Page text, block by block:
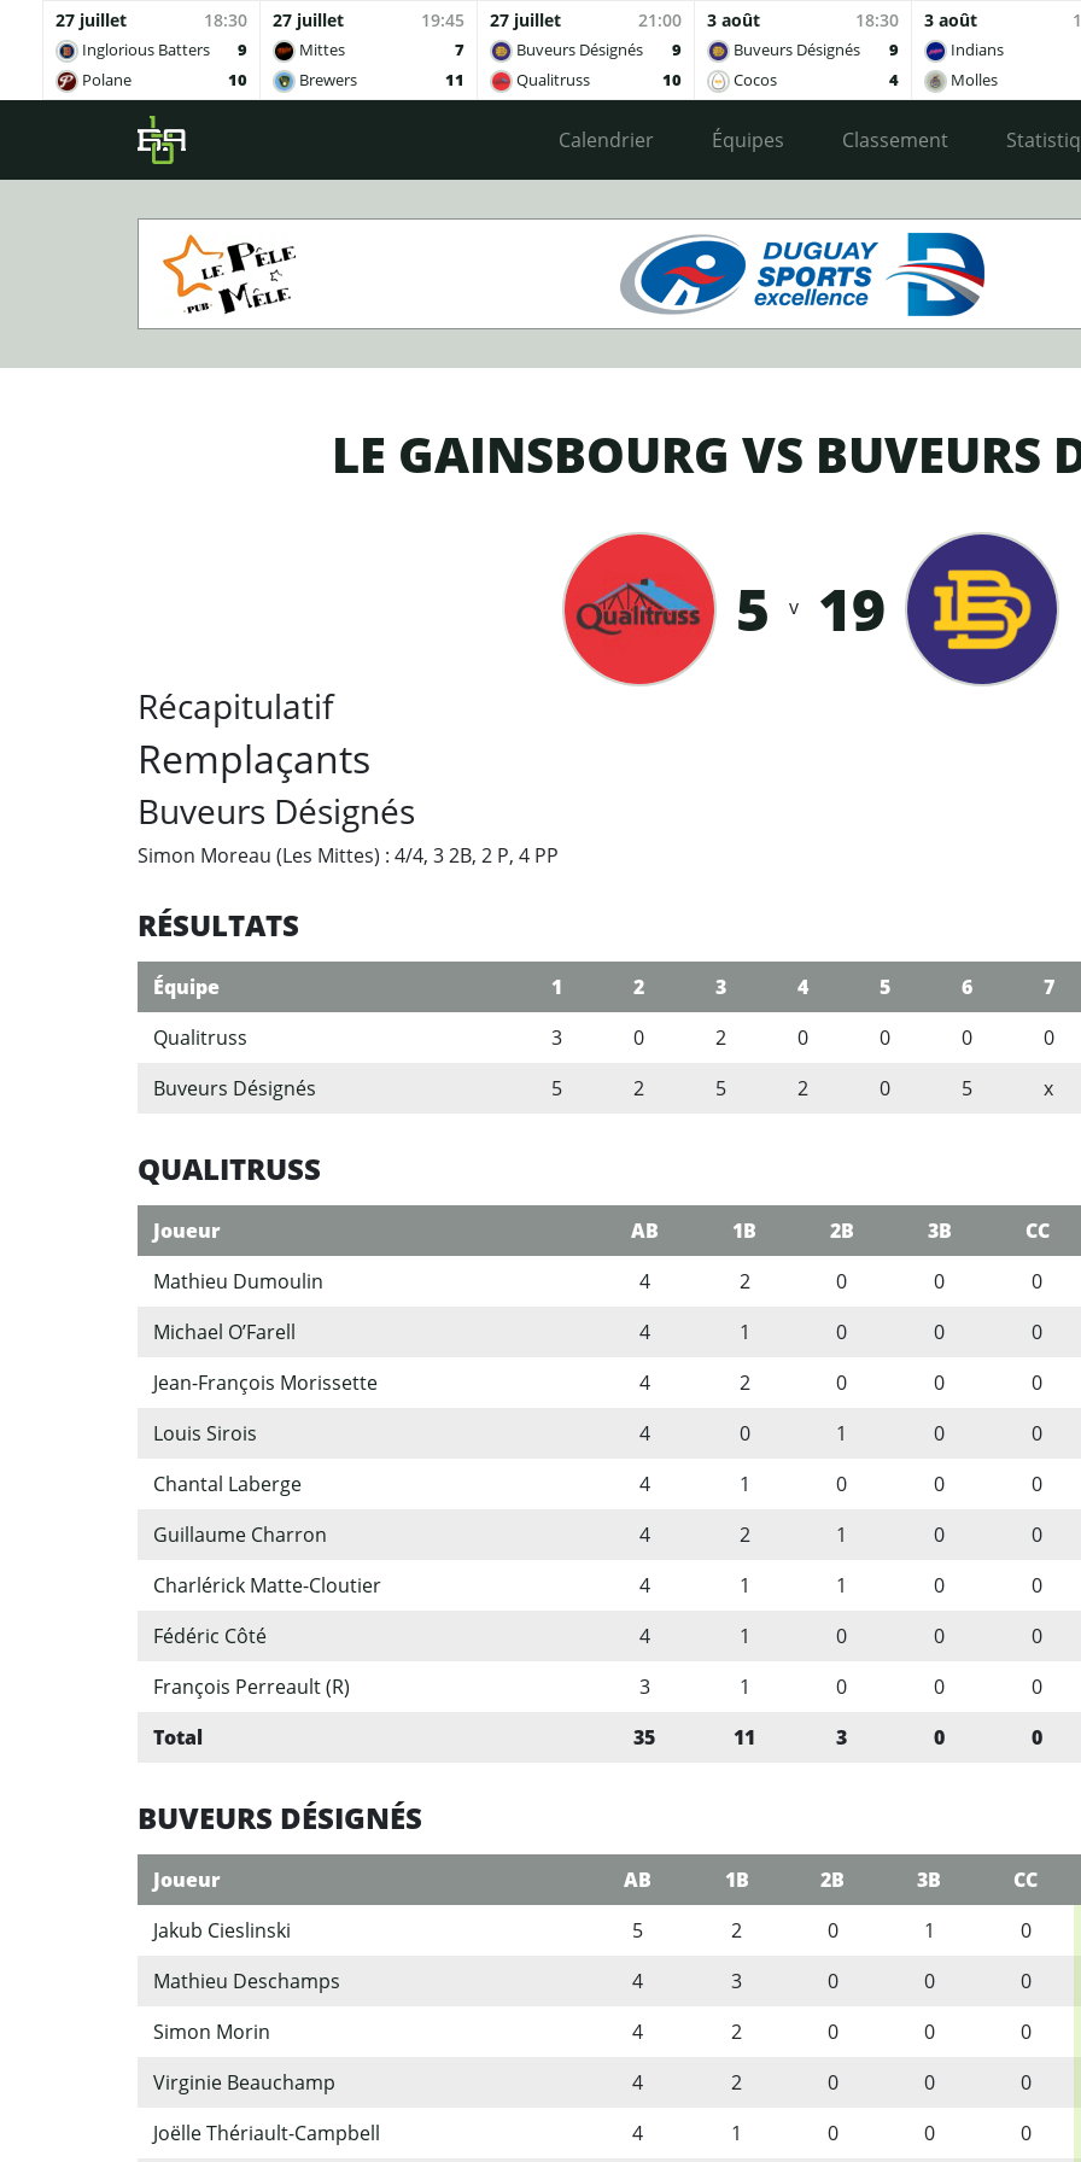
27 juillet 18:30
Inglorious Batters
9
Polane
10
27 juillet 19:45
Mittes
7
Brewers
11
27 juillet 21:00
Buveurs Désignés
9
Qualitruss
10
3 août 18:30
Buveurs Désignés
9
Cocos
4
3 août
Indians
Molles
Skip to main content
Calendrier
Équipes Classement
LE GAINSBOURG VS BUVEURS
5 v 19
Récapitulatif
Remplaçants
Buveurs Désignés
Simon Moreau (Les Mittes) : 4/4, 3 2B, 2 P, 4 PP
RÉSULTATS
Équipe 1 2 3 4 5 6 7
Qualitruss
3 0 2 0 0 0 0
Buveurs Désignés
5 2 5 2 0 5 x
QUALITRUSS
Joueur AB 1B 2B 3B CC
Mathieu Dumoulin
4 2 0 0 0
Michael O’Farell
4 1 0 0 0
Jean-François Morissette
4 2 0 0 0
Louis Sirois
4 0 1 0 0
Chantal Laberge
4 1 0 0 0
Guillaume Charron
4 2 1 0 0
Charlérick Matte-Cloutier
4 1 1 0 0
Fédéric Côté
4 1 0 0 0
François Perreault (R)
3 1 0 0 0
Total
35 11 3 0 0
BUVEURS DÉSIGNÉS
Joueur AB 1B 2B 3B CC
Jakub Cieslinski
5 2 0 1 0
Mathieu Deschamps
4 3 0 0 0
Simon Morin
4 2 0 0 0
Virginie Beauchamp
4 2 0 0 0
Joëlle Thériault-Campbell
4 1 0 0 0